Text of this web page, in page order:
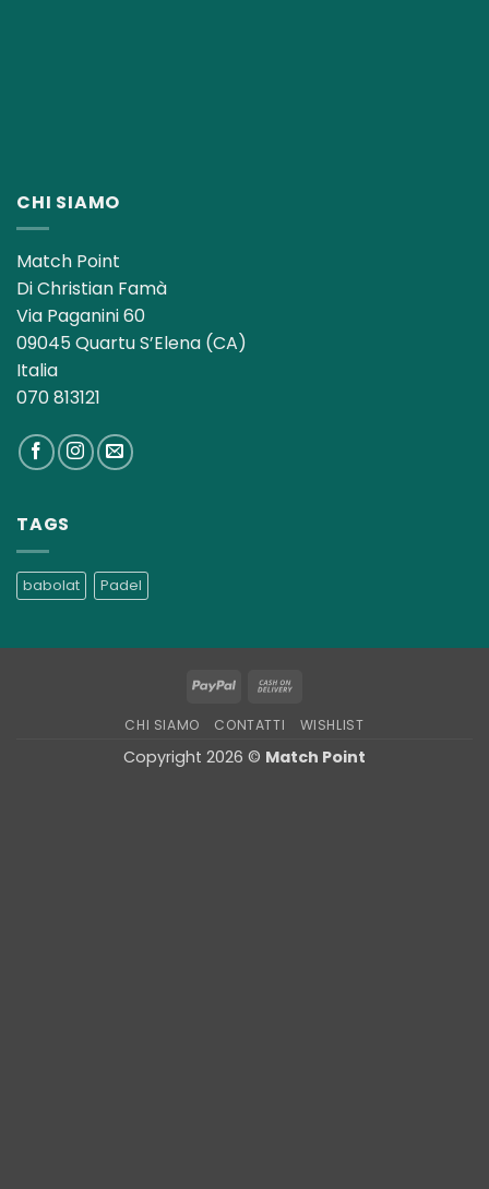
CHI SIAMO
Match Point
Di Christian Famà
Via Paganini 60
09045 Quartu S’Elena (CA)
Italia
070 813121
TAGS
babolat Padel
PayPal
Delivery
CHI SIAMO CONTATTI WISHLIST
Copyright 2026 © Match Point